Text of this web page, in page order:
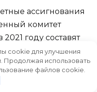
ассигнования
комитет
году составят
2022 году — свыше
— более 50,5
в
cookie для улучшения
Продолжая использовать
файлов cookie.